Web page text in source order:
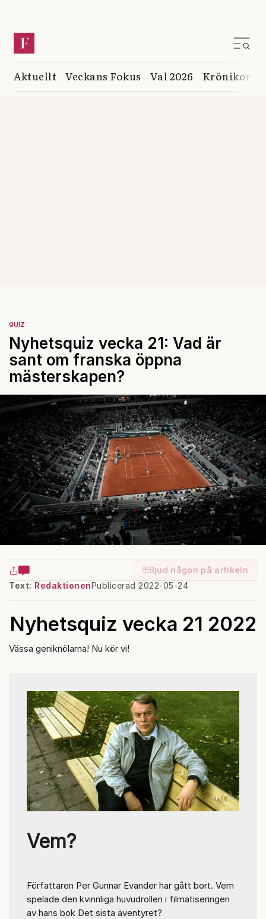
Aktuellt Veckans Fokus Val 2026 Krönikor
QUIZ
Nyhetsquiz vecka 21: Vad är
sant om franska öppna
mästerskapen?
Bjud någon på artikeln
Text: RedaktionenPublicerad 2022-05-24
Nyhetsquiz vecka 21 2022
Vässa geniknölarna! Nu kör vi!
Vem?
Författaren Per Gunnar Evander har gått bort. Vem
spelade den kvinnliga huvudrollen i filmatiseringen
av hans bok Det sista äventyret?